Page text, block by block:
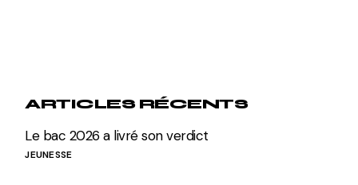
ARTICLES RÉCENTS
Le bac 2026 a livré son verdict
JEUNESSE